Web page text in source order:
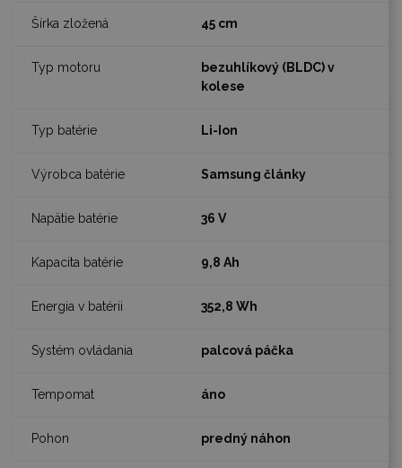
45 cm
bezuhlíkový (BLDC) v
kolese
Li-Ion
Samsung články
36 V
9,8 Ah
352,8 Wh
palcová páčka
áno
predný náhon